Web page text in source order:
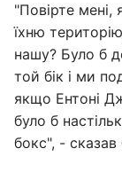
"Повірте
їхню
нашу? Було б
той бік і ми
якщо Ентоні
було б
бокс", - сказав